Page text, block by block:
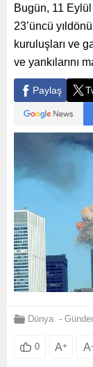
Bugün, 11 Eylül
23’üncü
kuruluşları ve
ve yankılarını
Paylaş
Dünya -
0 A+ A-